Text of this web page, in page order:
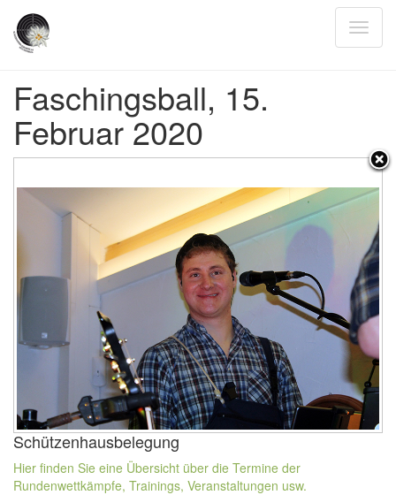
Faschingsball, 15.
Februar 2020
Schützenhausbelegung
Hier finden Sie eine Übersicht über die Termine der
Rundenwettkämpfe, Trainings, Veranstaltungen usw.